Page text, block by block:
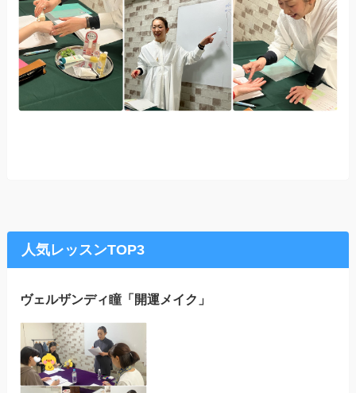
人気レッスンTOP3
ヴェルザンディ瞳「開運メイク」